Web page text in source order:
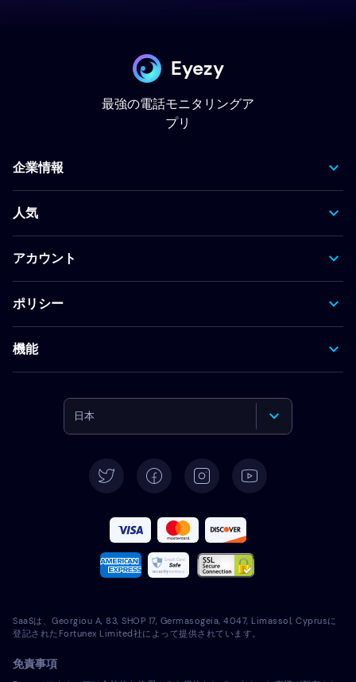
Eyezy
最強の電話モニタリングア
プリ
企業情報
人気
アカウント
ポリシー
機能
日本
Deutsch
Español
Français
Português
SaaSは、Georgiou A, 83, SHOP 17, Germasogeia, 4047, Limassol, Cyprusに
登記されたFortunex Limited社によって提供されています。
免責事項